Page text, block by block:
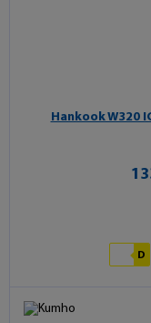
Hankook W320
D